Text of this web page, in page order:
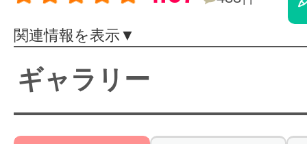
体験レッス
関連情報を表示▼
ギャラリー